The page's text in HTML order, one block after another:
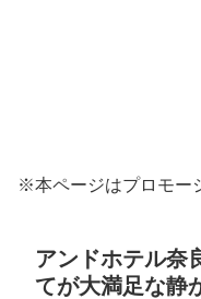
※本ページはプロモー
アンドホテル奈
てが大満足な静